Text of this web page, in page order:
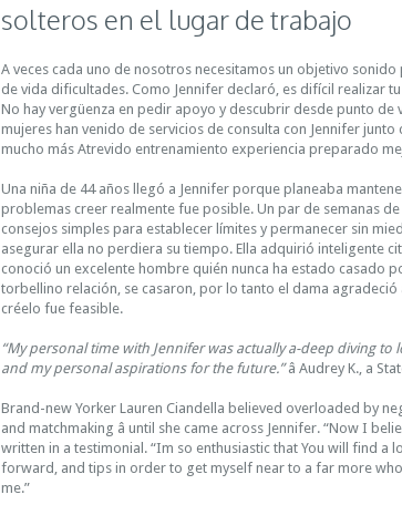
solteros en el lugar de trabajo
A veces cada uno de nosotros necesitamos un objetivo
de vida dificultades. Como Jennifer declaró, es difícil realizar
No hay vergüenza en pedir apoyo y descubrir desde punto de
mujeres han venido de servicios de consulta con Jennifer junto
mucho más Atrevido entrenamiento experiencia preparado
Una niña de 44 años llegó a Jennifer porque planeaba
problemas creer realmente fue posible. Un par de semanas
consejos simples para establecer límites y permanecer sin
asegurar ella no perdiera su tiempo. Ella adquirió inteligente
conoció un excelente hombre quién nunca ha estado casado
torbellino relación, se casaron, por lo tanto el dama agradeció
créelo fue feasible.
“My personal time with Jennifer was actually a-deep diving to
and my personal aspirations for the future.”â Audrey K., a
Brand-new Yorker Lauren Ciandella believed overloaded by
and matchmaking â until she came across Jennifer. “Now I
written in a testimonial. “Im so enthusiastic that You will find a
forward, and tips in order to get myself near to a far more
me.”